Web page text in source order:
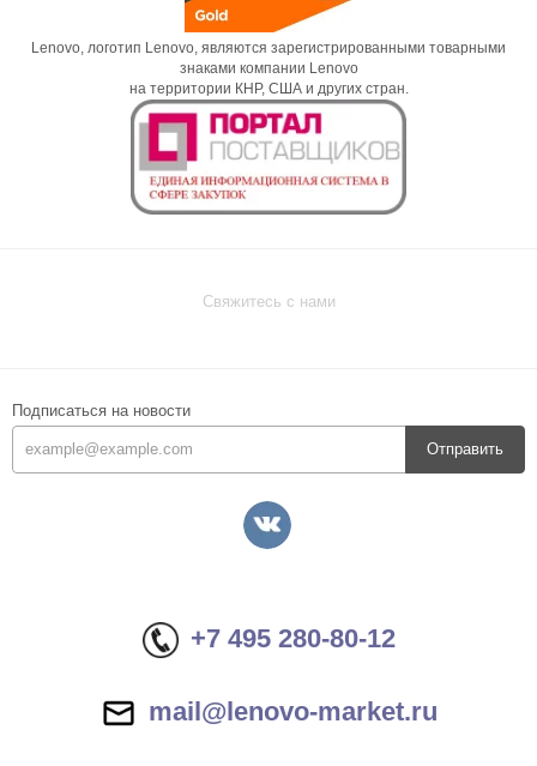
Lenovo, логотип Lenovo, являются зарегистрированными товарными
знаками компании Lenovo
на территории КНР, США и других стран.
Свяжитесь с нами
Подписаться на новости
Отправить
+7 495 280-80-12
mail@lenovo-market.ru